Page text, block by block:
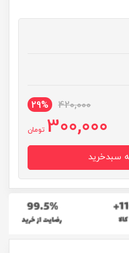
420,000
29%
300,000 تومان